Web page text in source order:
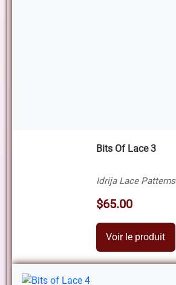
Bits Of Lace 3
Idrija Lace Patterns
$65.00
Voir le produit